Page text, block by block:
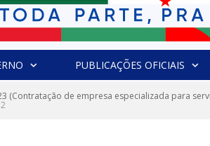
PUBLICAÇÕES OFICIAIS
(Contratação de empresa especializada para